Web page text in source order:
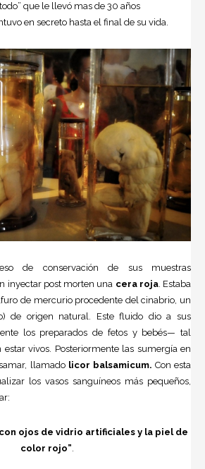
que le llevó mas de 30 años
en secreto hasta el final de su vida.
de conservación de sus muestras
inyectar post morten una cera roja. Estaba
de mercurio procedente del cinabrio, un
de origen natural. Este fluido dio a sus
los preparados de fetos y bebés— tal
vivos. Posteriormente las sumergía en
llamado licor balsamicum. Con esta
los vasos sanguíneos más pequeños,
ojos de vidrio artificiales y la piel de
color rojo”.